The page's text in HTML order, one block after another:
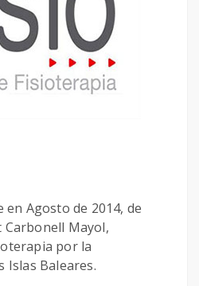
en Agosto de 2014, de
Carbonell Mayol,
por la
Islas Baleares.